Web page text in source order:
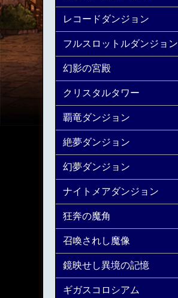
レコードダンジョン
フルスロットルダンジョン
幻影の宮殿
クリスタルタワー
覇竜ダンジョン
絶夢ダンジョン
幻夢ダンジョン
ナイトメアダンジョン
狂奔の魔角
召喚されし魔像
鏡映せし異境の記憶
ギガスコロシアム